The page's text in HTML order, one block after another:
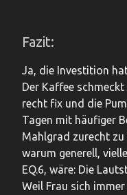
Fazit:
Ja, die Investition
Der Kaffee
recht fix und die
Tagen mit häufiger
Mahlgrad zurecht zu
warum generell,
EQ.6, wäre: Die
Weil Frau sich